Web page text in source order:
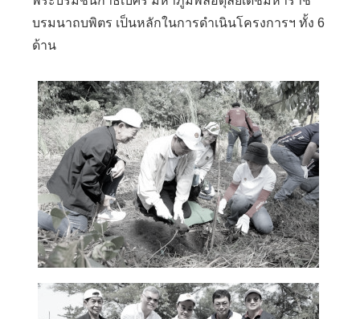
บรมนาถบพิตร เป็นหลักในการดำเนินโครงการฯ ทั้ง 6
ด้าน